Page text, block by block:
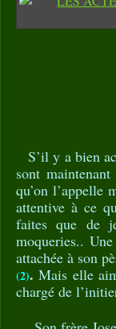
S’il y a bien
sont
qu’on l’appelle
attentive à ce
faites que de
moqueries..
attachée à son
(2). Mais elle
chargé de